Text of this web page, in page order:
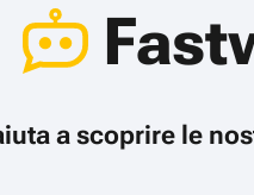
a scoprire le